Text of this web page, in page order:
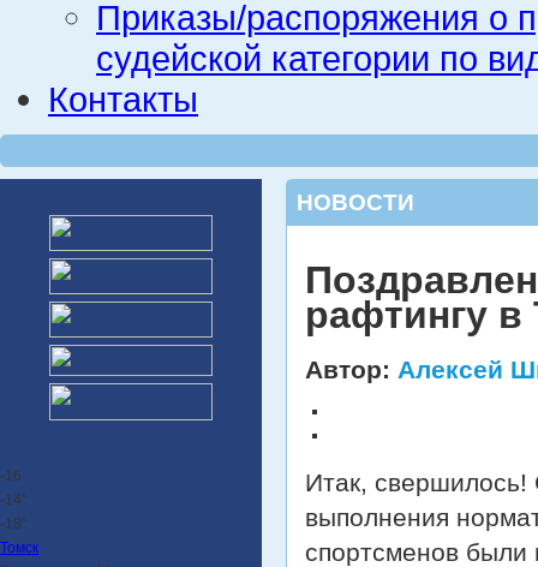
Приказы/распоряжения о
судейской категории по
Контакты
-16
-14°
-18°
Томск
НОВОСТИ
рафтингу
Автор: Алексей
Итак, свершилось!
выполнения
спортсменов